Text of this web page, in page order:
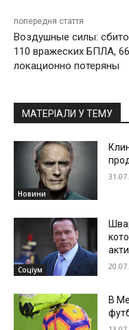
попередня стаття
Воздушные силы: сбито
110 вражеских БПЛА,
локационно потеряны
МАТЕРІАЛИ У ТЕМУ
Новини
Соціум
В